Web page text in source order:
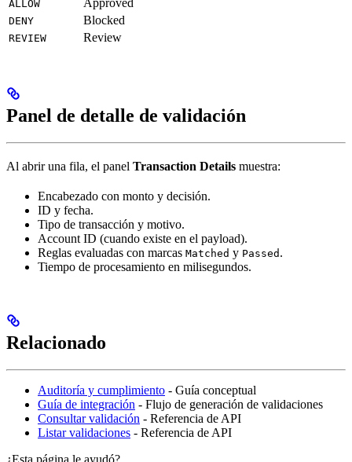
ALLOW
DENY Blocked
REVIEW Review
Panel de detalle de validación
Al abrir una fila, el panel Transaction Details muestra:
Encabezado con monto y decisión.
ID y fecha.
Tipo de transacción y motivo.
Account ID (cuando existe en el payload).
Reglas evaluadas con marcas Matched y Passed .
Tiempo de procesamiento en milisegundos.
Relacionado
Auditoría y cumplimiento - Guía conceptual
Guía de integración - Flujo de generación de validaciones
Consultar validación - Referencia de API
Listar validaciones - Referencia de API
¿Esta página le ayudó?